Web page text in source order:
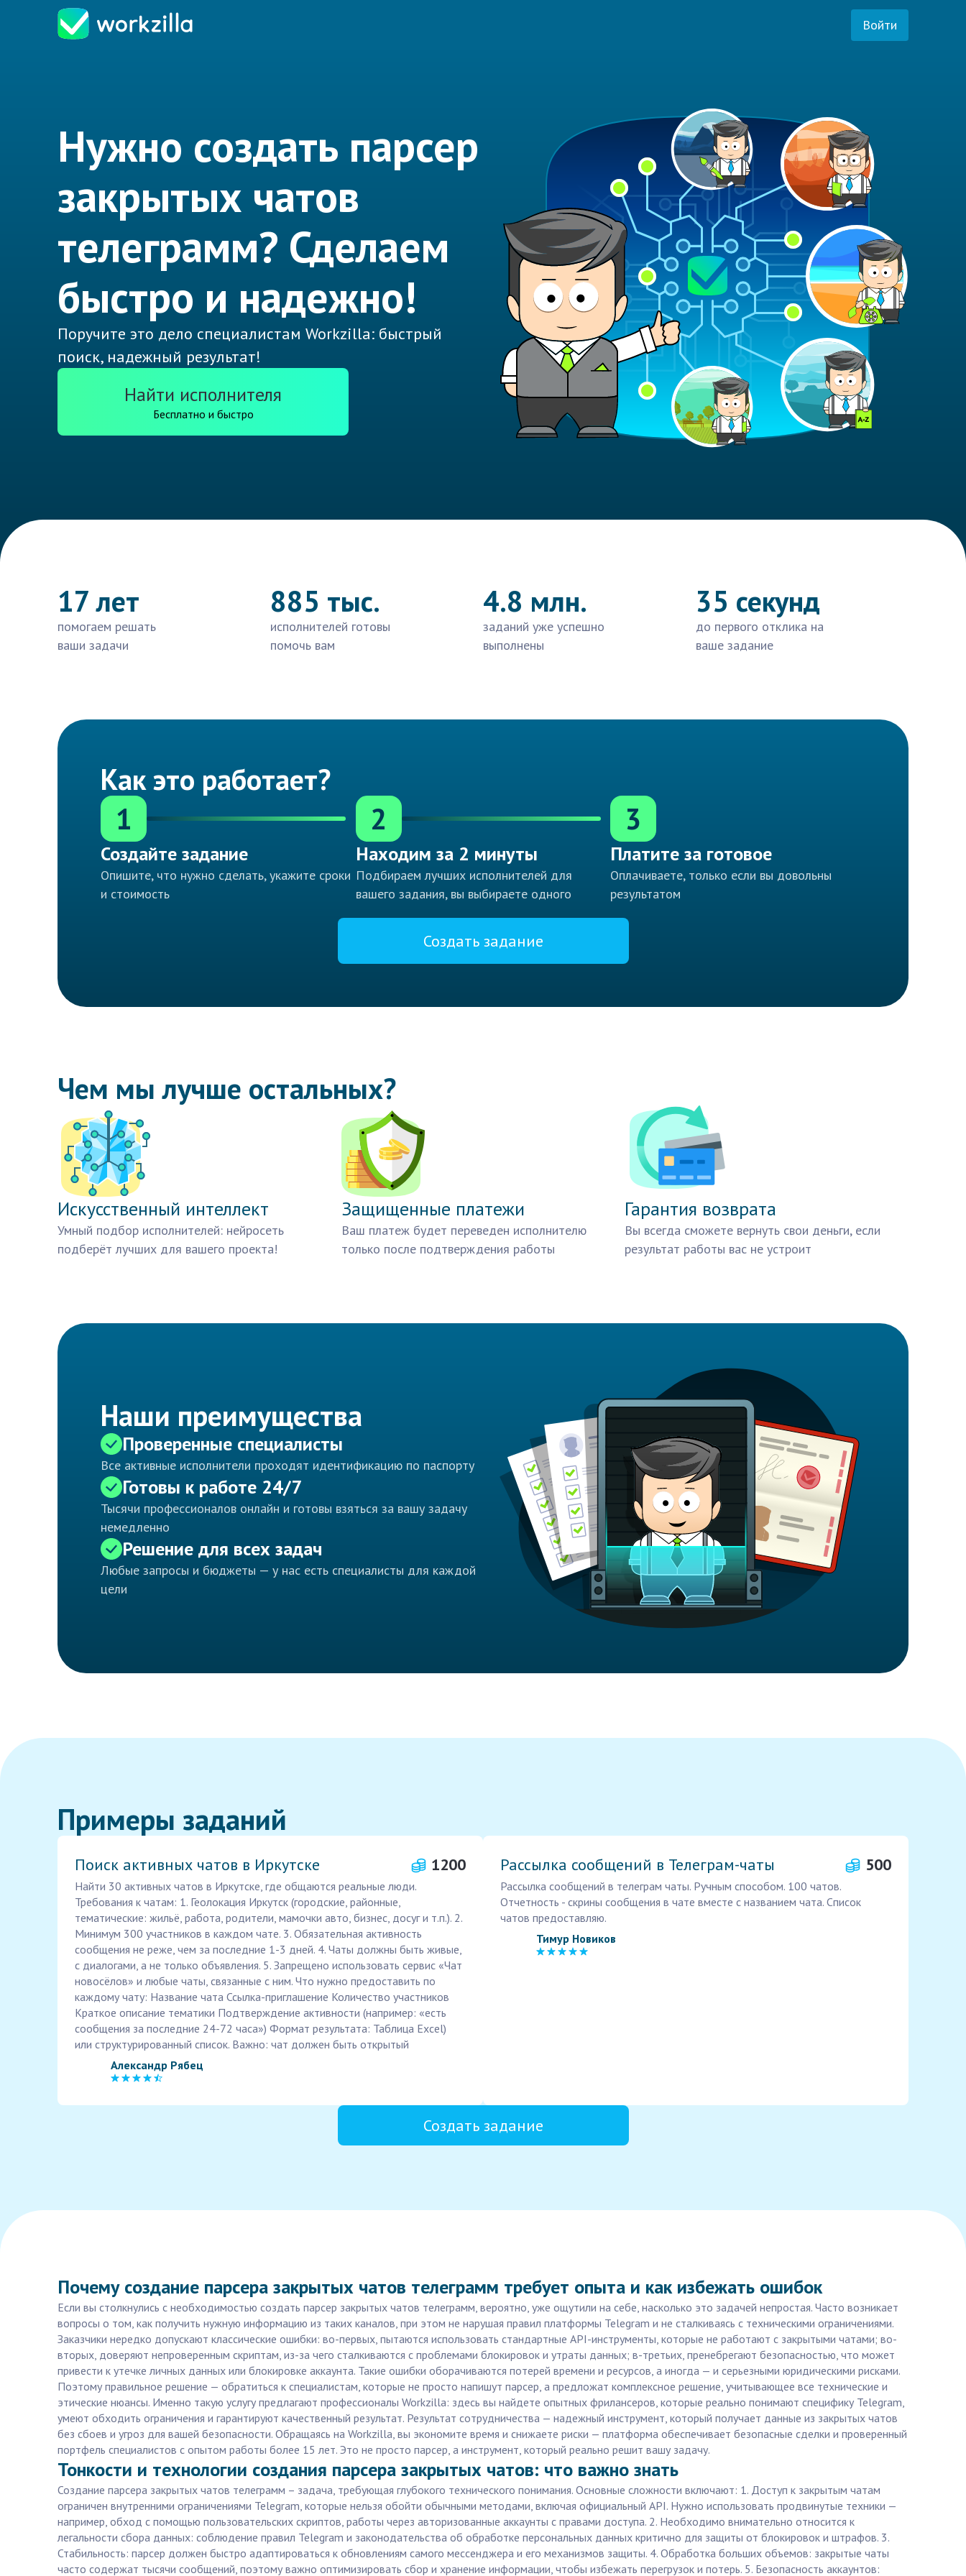
Войти
Нужно создать парсер
закрытых чатов
телеграмм? Сделаем
быстро и надежно!
Поручите это дело специалистам Workzilla: быстрый
поиск, надежный результат!
Найти исполнителя
Бесплатно и быстро
17 лет
помогаем решать
ваши задачи
885 тыс.
исполнителей готовы
помочь вам
4.8 млн.
заданий уже успешно
выполнены
35 секунд
до первого отклика на
ваше задание
Как это работает?
1
Создайте задание
Опишите, что нужно сделать, укажите сроки
и стоимость
2
Находим за 2 минуты
Подбираем лучших исполнителей для
вашего задания, вы выбираете одного
3
Платите за готовое
Оплачиваете, только если вы довольны
результатом
Создать задание
Чем мы лучше остальных?
Искусственный интеллект
Умный подбор исполнителей: нейросеть
подберёт лучших для вашего проекта!
Защищенные платежи
Ваш платеж будет переведен исполнителю
только после подтверждения работы
Гарантия возврата
Вы всегда сможете вернуть свои деньги, если
результат работы вас не устроит
Наши преимущества
Проверенные специалисты
Все активные исполнители проходят идентификацию по паспорту
Готовы к работе 24/7
Тысячи профессионалов онлайн и готовы взяться за вашу задачу
немедленно
Решение для всех задач
Любые запросы и бюджеты — у нас есть специалисты для каждой
цели
Примеры заданий
Поиск активных чатов в Иркутске 1200
Найти 30 активных чатов в Иркутске, где общаются реальные люди.
Требования к чатам: 1. Геолокация Иркутск (городские, районные,
тематические: жильё, работа, родители, мамочки авто, бизнес, досуг и т.п.). 2.
Минимум 300 участников в каждом чате. 3. Обязательная активность
сообщения не реже, чем за последние 1-3 дней. 4. Чаты должны быть живые,
с диалогами, а не только объявления. 5. Запрещено использовать сервис «Чат
новосёлов» и любые чаты, связанные с ним. Что нужно предоставить по
каждому чату: Название чата Ссылка-приглашение Количество участников
Краткое описание тематики Подтверждение активности (например: «есть
сообщения за последние 24-72 часа») Формат результата: Таблица Excel)
или структурированный список. Важно: чат должен быть открытый
Александр Рябец
Рассылка сообщений в Телеграм-чаты 500
Рассылка сообщений в телеграм чаты. Ручным способом. 100 чатов.
Отчетность - скрины сообщения в чате вместе с названием чата. Список
чатов предоставляю.
Тимур Новиков
Создать задание
Почему создание парсера закрытых чатов телеграмм требует опыта и как избежать ошибок
Если вы столкнулись с необходимостью создать парсер закрытых чатов телеграмм, вероятно, уже ощутили на себе, насколько это задачей непростая. Часто возникает
вопросы о том, как получить нужную информацию из таких каналов, при этом не нарушая правил платформы Telegram и не сталкиваясь с техническими ограничениями.
Заказчики нередко допускают классические ошибки: во-первых, пытаются использовать стандартные API-инструменты, которые не работают с закрытыми чатами; во-
вторых, доверяют непроверенным скриптам, из-за чего сталкиваются с проблемами блокировок и утраты данных; в-третьих, пренебрегают безопасностью, что может
привести к утечке личных данных или блокировке аккаунта. Такие ошибки оборачиваются потерей времени и ресурсов, а иногда — и серьезными юридическими рисками.
Поэтому правильное решение — обратиться к специалистам, которые не просто напишут парсер, а предложат комплексное решение, учитывающее все технические и
этические нюансы. Именно такую услугу предлагают профессионалы Workzilla: здесь вы найдете опытных фрилансеров, которые реально понимают специфику Telegram,
умеют обходить ограничения и гарантируют качественный результат. Результат сотрудничества — надежный инструмент, который получает данные из закрытых чатов
без сбоев и угроз для вашей безопасности. Обращаясь на Workzilla, вы экономите время и снижаете риски — платформа обеспечивает безопасные сделки и проверенный
портфель специалистов с опытом работы более 15 лет. Это не просто парсер, а инструмент, который реально решит вашу задачу.
Тонкости и технологии создания парсера закрытых чатов: что важно знать
Создание парсера закрытых чатов телеграмм – задача, требующая глубокого технического понимания. Основные сложности включают: 1. Доступ к закрытым чатам
ограничен внутренними ограничениями Telegram, которые нельзя обойти обычными методами, включая официальный API. Нужно использовать продвинутые техники —
например, обход с помощью пользовательских скриптов, работы через авторизованные аккаунты с правами доступа. 2. Необходимо внимательно относится к
легальности сбора данных: соблюдение правил Telegram и законодательства об обработке персональных данных критично для защиты от блокировок и штрафов. 3.
Стабильность: парсер должен быстро адаптироваться к обновлениям самого мессенджера и его механизмов защиты. 4. Обработка больших объемов: закрытые чаты
часто содержат тысячи сообщений, поэтому важно оптимизировать сбор и хранение информации, чтобы избежать перегрузок и потерь. 5. Безопасность аккаунтов: